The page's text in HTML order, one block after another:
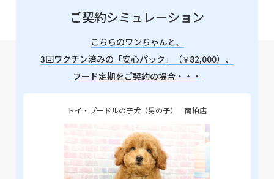
ご契約シミュレーション
こちらのワンちゃんと、
3回ワクチン済みの「安心パック」（￥82,000）、
フード定期をご契約の場合・・・
トイ・プードルの子犬（男の子） 南柏店